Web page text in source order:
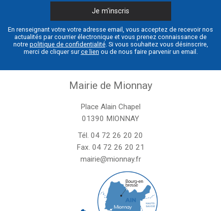
En renseignant votre votre adresse email, vous acceptez de recevoir nos
actualités par courrier électronique et vous prenez connaissance de
notre politique de confidentialité. Si vous souhaitez vous désinscrire,
merci de cliquer surce lien ou de nous faire parvenir un email.
Mairie de Mionnay
Place Alain Chapel
01390 MIONNAY
Tél. 04 72 26 20 20
Fax. 04 72 26 20 21
mairie@mionnay.fr